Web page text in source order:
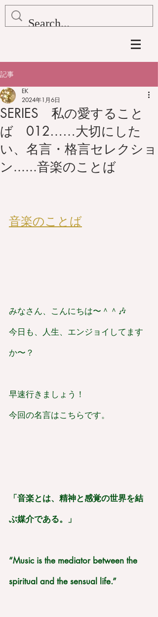
記事
SERIES 私の愛すること
ば 012……大切にした
い、名言・格言セレクショ
ン......音楽のことば
EK
2024年1月6日
音楽のことば
みなさん、こんにちは〜＾＾🎶
今日も、人生、エンジョイしてます
か〜？
早速行きましょう！
今回の名言はこちらです。
「音楽とは、精神と感覚の世界を結
ぶ媒介である。」
“Music is the mediator between the
spiritual and the sensual life.”